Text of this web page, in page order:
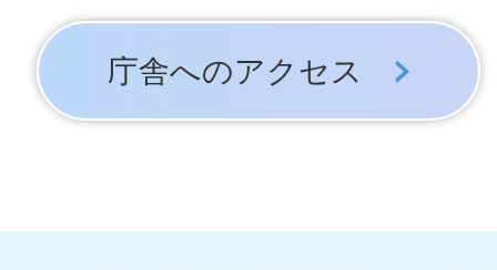
庁舎へのアクセス